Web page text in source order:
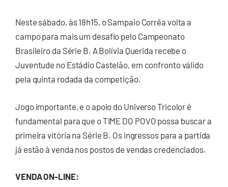
Neste sábado, às 18h15, o Sampaio Corrêa volta a
campo para mais um desafio pelo Campeonato
Brasileiro da Série B. A Bolívia Querida recebe o
Juventude no Estádio Castelão, em confronto válido
pela quinta rodada da competição.
Jogo importante, e o apoio do Universo Tricolor é
fundamental para que o TIME DO POVO possa buscar a
primeira vitória na Série B. Os ingressos para a partida
já estão à venda nos postos de vendas credenciados.
VENDA ON-LINE: